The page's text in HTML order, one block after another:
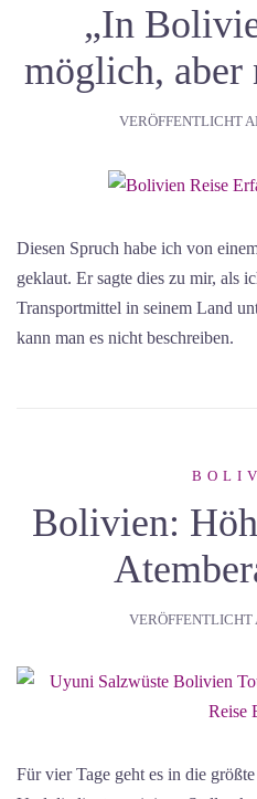
„In
möglich, aber
VERÖFFENTLICHT
Diesen Spruch habe ich von
geklaut. Er sagte dies zu mir, als
Transportmittel in seinem Land
kann man es nicht beschreiben.
Bolivien:
VERÖFFENTLICHT
Für vier Tage geht es in die